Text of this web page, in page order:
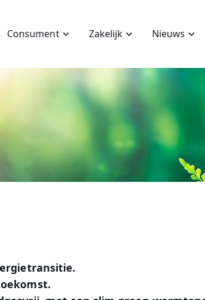
Consument Zakelijk Nieuws